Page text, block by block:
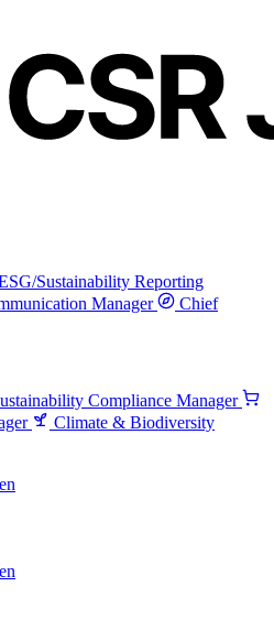
Sustainability Reporting
Manager
Chief
Compliance Manager
Climate & Biodiversity